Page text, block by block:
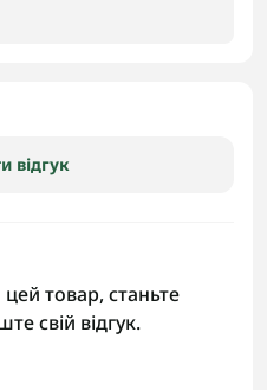
відгук
товар, станьте
свій відгук.